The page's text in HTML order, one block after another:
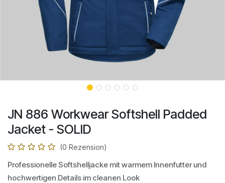
JN 886 Workwear Softshell Padded
Jacket - SOLID
(0 Rezension)
Professionelle Softshelljacke mit warmem Innenfutter und
hochwertigen Details im cleanen Look